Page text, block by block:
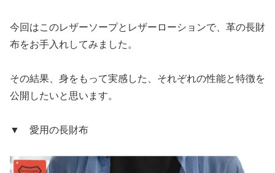
今回はこのレザーソープとレザーローションで、革の長財
布をお手入れしてみました。
その結果、身をもって実感した、それぞれの性能と特徴を
公開したいと思います。
▼ 愛用の長財布